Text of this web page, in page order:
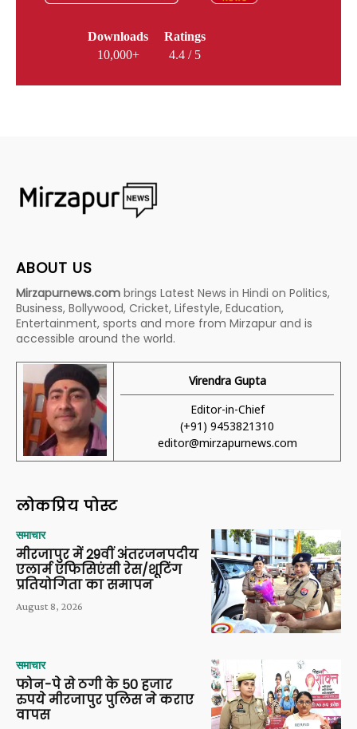
Downloads
10,000+
Ratings
4.4 / 5
ABOUT US
Mirzapurnews.com brings Latest News in Hindi on Politics,
Business, Bollywood, Cricket, Lifestyle, Education,
Entertainment, sports and more from Mirzapur and is
accessible around the world.
Virendra Gupta
Editor-in-Chief
(+91) 9453821310
editor@mirzapurnews.com
लोकप्रिय पोस्ट
समाचार
मीरजापुर में 29वीं अंतरजनपदीय
एलार्म एफिसिएंसी रेस/शूटिंग
प्रतियोगिता का समापन
August 8, 2026
समाचार
फोन-पे से ठगी के 50 हजार
रुपये मीरजापुर पुलिस ने कराए
वापस